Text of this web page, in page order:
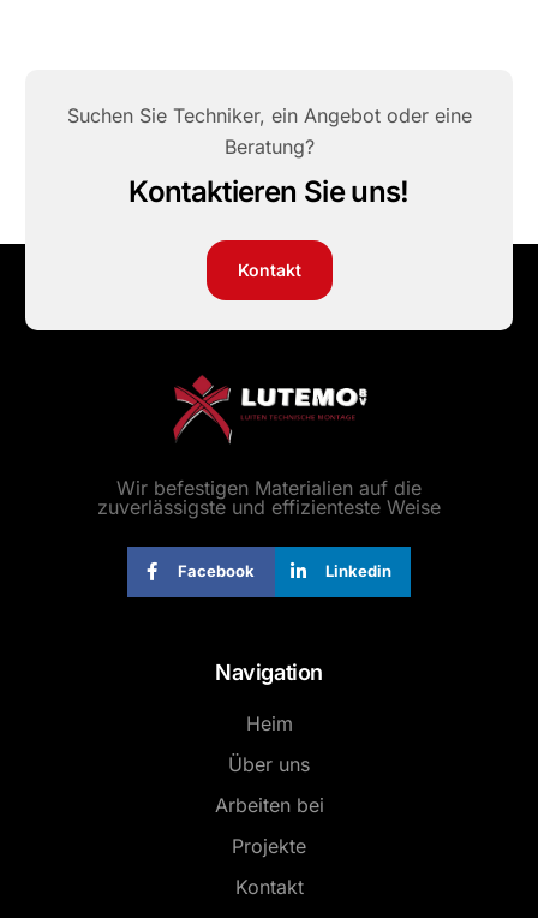
Suchen Sie Techniker, ein Angebot oder eine
Beratung?
Kontaktieren Sie uns!
Kontakt
Wir befestigen Materialien auf die
zuverlässigste und effizienteste Weise
Facebook Linkedin
Navigation
Heim
Über uns
Arbeiten bei
Projekte
Kontakt